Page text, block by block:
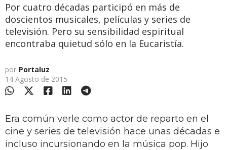
Por cuatro décadas participó en más de
doscientos musicales, películas y series de
televisión. Pero su sensibilidad espiritual
encontraba quietud sólo en la Eucaristía.
por Portaluz
14 Agosto de 2015
Era común verle como actor de reparto en el
cine y series de televisión hace unas décadas e
incluso incursionando en la música pop. Hijo